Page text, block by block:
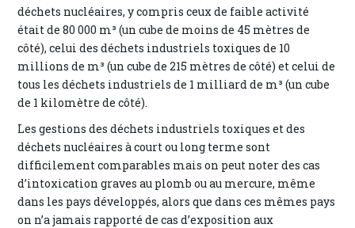
déchets nucléaires, y compris ceux de faible activité
était de 80 000 m³ (un cube de moins de 45 mètres de
côté), celui des déchets industriels toxiques de 10
millions de m³ (un cube de 215 mètres de côté) et celui de
tous les déchets industriels de 1 milliard de m³ (un cube
de 1 kilomètre de côté).
Les gestions des déchets industriels toxiques et des
déchets nucléaires à court ou long terme sont
difficilement comparables mais on peut noter des cas
d’intoxication graves au plomb ou au mercure, même
dans les pays développés, alors que dans ces mêmes pays
on n’a jamais rapporté de cas d’exposition aux